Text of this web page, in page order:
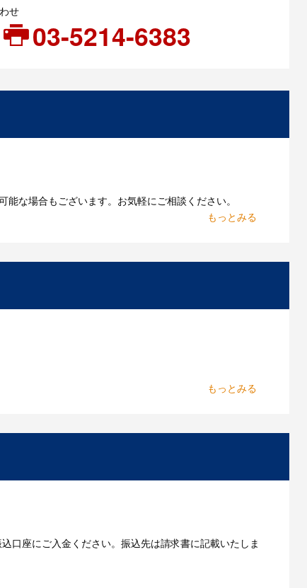
せ
03-5214-6383
な場合もございます。お気軽にご相談ください。
口座にご入金ください。振込先は請求書に記載いたしま